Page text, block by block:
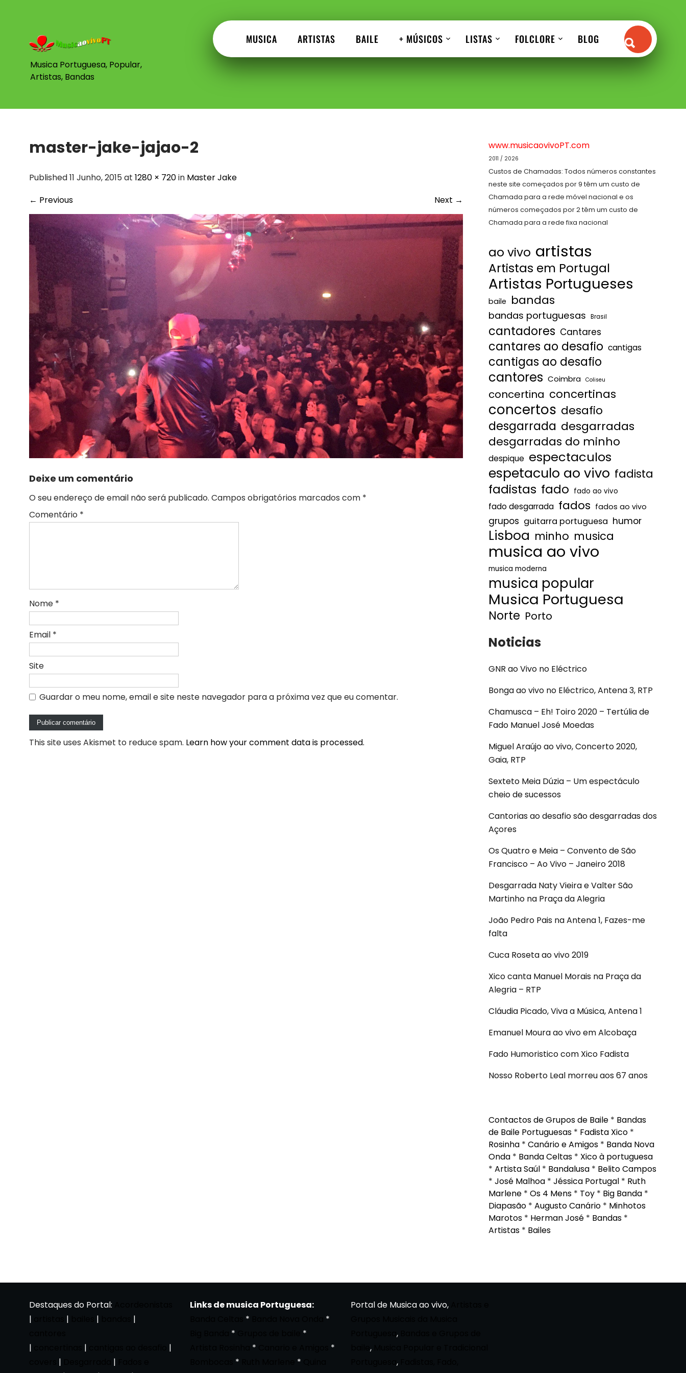
Musica Portuguesa, Popular,
Artistas, Bandas
MUSICA ARTISTAS BAILE + MÚSICOS LISTAS FOLCLORE BLOG
master-jake-jajao-2
Published 11 Junho, 2015 at 1280 × 720in Master Jake
← Previous Next →
Deixe um comentário
O seu endereço de email não será publicado. Campos obrigatórios marcados com *
Comentário *
Nome *
Email *
Site
Guardar o meu nome, email e site neste navegador para a próxima vez que eu comentar.
This site uses Akismet to reduce spam. Learn how your comment data is processed.
www.musicaovivoPT.com
2011 / 2026
Custos de Chamadas: Todos números constantes
neste site começados por 9 têm um custo de
Chamada para a rede móvel nacional e os
números começados por 2 têm um custo de
Chamada para a rede fixa nacional
ao vivo artistas
Artistas em Portugal
Artistas Portugueses
baile bandas
bandas portuguesas Brasil
cantadores Cantares
cantares ao desafio cantigas
cantigas ao desafio
cantores Coimbra Coliseu
concertina concertinas
concertos desafio
desgarrada desgarradas
desgarradas do minho
despique espectaculos
espetaculo ao vivo fadista
fadistas fado fado ao vivo
fado desgarrada fados fados ao vivo
grupos guitarra portuguesa humor
Lisboa minho musica
musica ao vivo
musica moderna
musica popular
Musica Portuguesa
Norte Porto
Noticias
GNR ao Vivo no Eléctrico
Bonga ao vivo no Eléctrico, Antena 3, RTP
Chamusca – Eh! Toiro 2020 – Tertúlia de
Fado Manuel José Moedas
Miguel Araújo ao vivo, Concerto 2020,
Gaia, RTP
Sexteto Meia Dúzia – Um espectáculo
cheio de sucessos
Cantorias ao desafio são desgarradas dos
Açores
Os Quatro e Meia – Convento de São
Francisco – Ao Vivo – Janeiro 2018
Desgarrada Naty Vieira e Valter São
Martinho na Praça da Alegria
João Pedro Pais na Antena 1, Fazes-me
falta
Cuca Roseta ao vivo 2019
Xico canta Manuel Morais na Praça da
Alegria – RTP
Cláudia Picado, Viva a Música, Antena 1
Emanuel Moura ao vivo em Alcobaça
Fado Humoristico com Xico Fadista
Nosso Roberto Leal morreu aos 67 anos
Contactos de Grupos de Baile * Bandas
de Baile Portuguesas * Fadista Xico *
Rosinha * Canário e Amigos * Banda Nova
Onda * Banda Celtas * Xico à portuguesa
* Artista Saúl * Bandalusa * Belito Campos
* José Malhoa * Jéssica Portugal * Ruth
Marlene * Os 4 Mens * Toy * Big Banda *
Diapasão * Augusto Canário * Minhotos
Marotos * Herman José * Bandas *
Artistas * Bailes
Destaques do Portal:
|
| |
|
|
|
|
| |
Links de musica Portuguesa:
*
*
*
*
*
*
* *
Portal de Musica ao vivo,
,
,
,